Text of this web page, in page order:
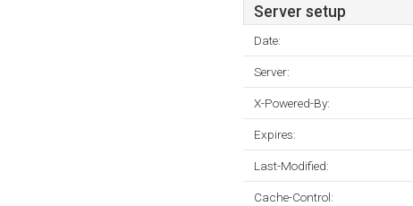
Server setup
Date:
Server:
X-Powered-By:
Expires:
Last-Modified:
Cache-Control: